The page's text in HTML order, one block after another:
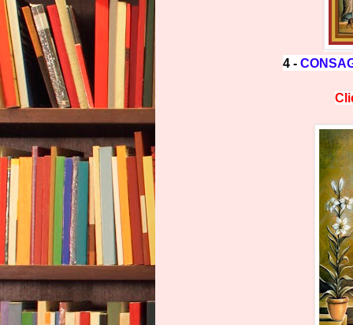
4 -